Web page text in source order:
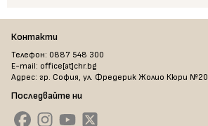
Контакти
Телефон: 0887 548 300
E-mail: office[at]chr.bg
Адрес: гр. София, ул. Фредерик Жолио Кюри №20
Последвайте ни